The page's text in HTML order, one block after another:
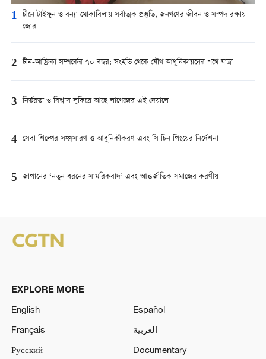
1 চীনে টাইফুন ও বন্যা মোকাবিলায় সর্বাত্মক প্রস্তুতি, জনগণের জীবন ও সম্পদ রক্ষায়
জোর
2 চীন-আফ্রিকা সম্পর্কের ৭০ বছর: সংহতি থেকে যৌথ আধুনিকায়নের পথে যাত্রা
3 নির্ভরতা ও বিশ্বাস লুকিয়ে আছে লাগেজের এই দেয়ালে
4 সেবা শিল্পের সম্প্রসারণ ও আধুনিকীকরণ এবং সি চিন পিংয়ের নির্দেশনা
5 জাপানের ‘নতুন ধরনের সামরিকবাদ’ এবং আন্তর্জাতিক সমাজের করণীয়
EXPLORE MORE
English
Español
Français
العربية
Русский
Documentary